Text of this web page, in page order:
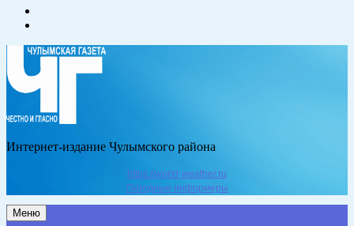
Интернет-издание Чулымского района
https://world-weather.ru
Погодные информеры
Меню